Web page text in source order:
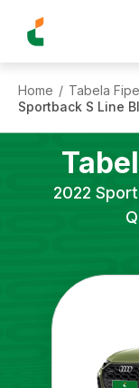
Home / Tabela Fipe
Sportback S Line
2022